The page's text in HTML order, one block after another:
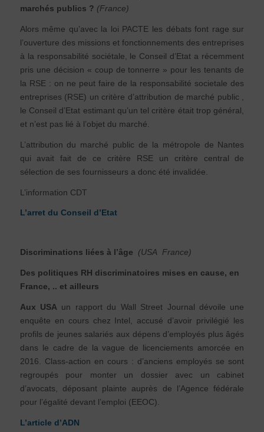
marchés publics ? (France)
Alors même qu’avec la loi PACTE les débats font rage sur
l’ouverture des missions et fonctionnements des entreprises
à la responsabilité sociétale, le Conseil d’Etat a récemment
pris une décision « coup de tonnerre » pour les tenants de
la RSE : on ne peut faire de la responsabilité societale des
entreprises (RSE) un critère d’attribution de marché public ,
le Conseil d’Etat estimant qu’un tel critère était trop général,
et n’est pas lié à l’objet du marché.
L’attribution du marché public de la métropole de Nantes
qui avait fait de ce critère RSE un critère central de
sélection de ses fournisseurs a donc été invalidée.
L’information CDT
L’arret du Conseil d’Etat
Discriminations liées à l’âge (USA France)
Des politiques RH discriminatoires mises en cause, en
France, .. et ailleurs
Aux USA un rapport du Wall Street Journal dévoile une
enquête en cours chez Intel, accusé d’avoir privilégié les
profils de jeunes salariés aux dépens d’employés plus âgés
dans le cadre de la vague de licenciements amorcée en
2016. Class-action en cours : d’anciens employés se sont
regroupés pour monter un dossier avec un cabinet
d’avocats, déposant plainte auprès de l’Agence fédérale
pour l’égalité devant l’emploi (EEOC).
L’article d’ADN